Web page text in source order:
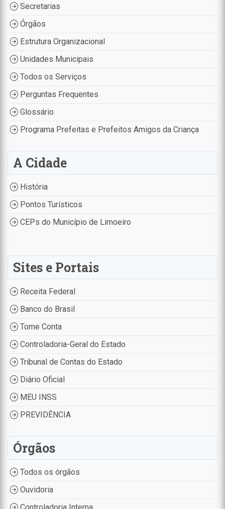
Secretarias
Órgãos
Estrutura Organizacional
Unidades Municipais
Todos os Serviços
Perguntas Frequentes
Glossário
Programa Prefeitas e Prefeitos Amigos da Criança
A Cidade
História
Pontos Turísticos
CEPs do Município de Limoeiro
Sites e Portais
Receita Federal
Banco do Brasil
Tome Conta
Controladoria-Geral do Estado
Tribunal de Contas do Estado
Diário Oficial
MEU INSS
PREVIDÊNCIA
Órgãos
Todos os órgãos
Ouvidoria